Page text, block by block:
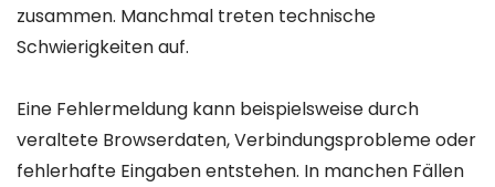
zusammen. Manchmal treten technische
Schwierigkeiten auf.
Eine Fehlermeldung kann beispielsweise durch
veraltete Browserdaten, Verbindungsprobleme oder
fehlerhafte Eingaben entstehen. In manchen Fällen